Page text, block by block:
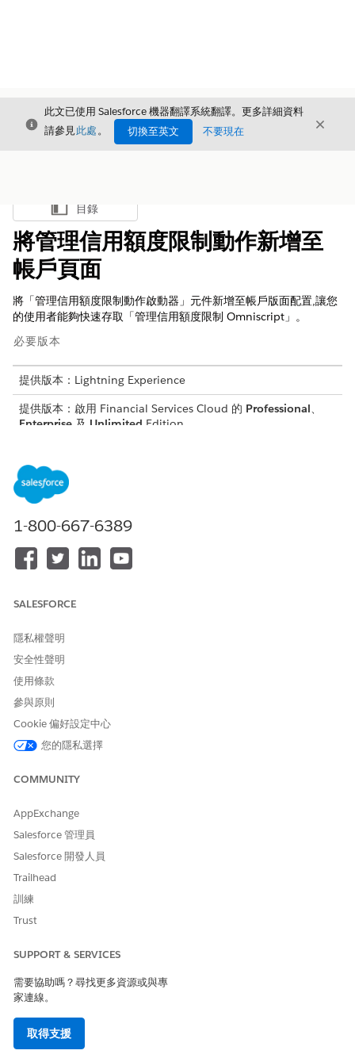
結束
此文已使用 Salesforce 機器翻譯系統翻譯。更多詳細資料
請參見此處。 切換至英文 不要現在 結束
顯示目錄
目錄
將管理信用額度限制動作新增至
帳戶頁面
將「管理信用額度限制動作啟動器」元件新增至帳戶版面配置,讓您
的使用者能夠快速存取「管理信用額度限制 Omniscript」。
必要版本
提供版本：Lightning Experience
提供版本：啟用 Financial Services Cloud 的 Professional、
Enterprise 及 Unlimited Edition
若要將動作新增至帳戶頁面:
在「設定」中，按一下「
按一下「
Lightning 記錄頁面
按一下「
編輯」。
在內容窗格的「動作啟動器部署」中,選取您在
請儲存您的變更。
另請參照：
Salesforce Trailhead:建立 Lightning Experience 和
Salesforce 行動應用程式的自訂記錄頁面
1-800-667-6389
SALESFORCE
隱私權聲明
安全性聲明
使用條款
參與原則
Cookie 偏好設定中心
您的隱私選擇
COMMUNITY
AppExchange
Salesforce 管理員
Salesforce 開發人員
Trailhead
訓練
Trust
SUPPORT & SERVICES
需要協助嗎？尋找更多資源或與專
家連線。
取得支援